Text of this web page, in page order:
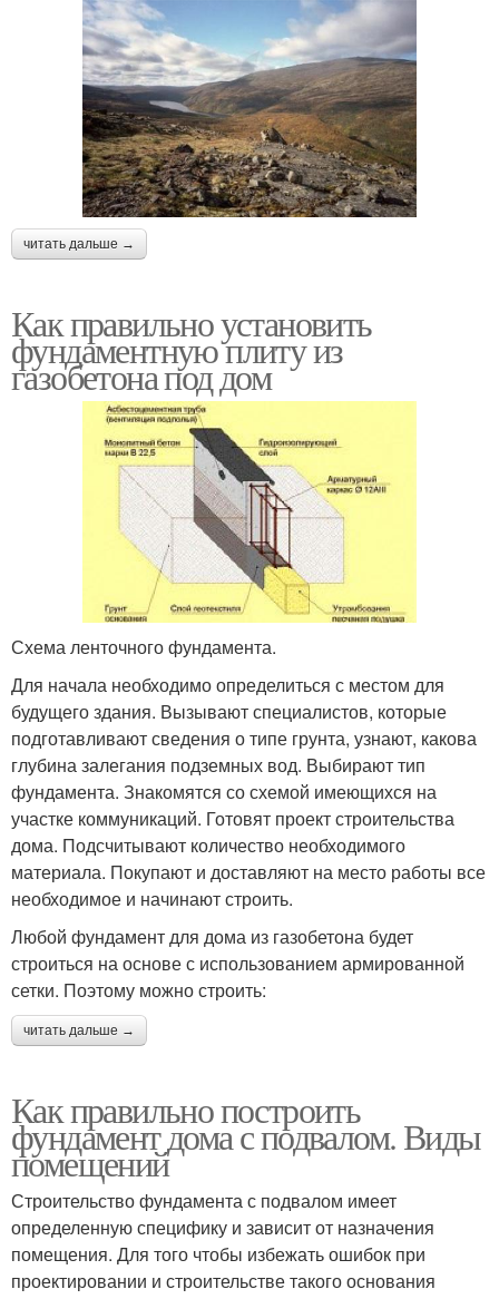
читать дальше →
Как правильно установить
фундаментную плиту из
газобетона под дом
Схема ленточного фундамента.
Для начала необходимо определиться с местом для
будущего здания. Вызывают специалистов, которые
подготавливают сведения о типе грунта, узнают, какова
глубина залегания подземных вод. Выбирают тип
фундамента. Знакомятся со схемой имеющихся на
участке коммуникаций. Готовят проект строительства
дома. Подсчитывают количество необходимого
материала. Покупают и доставляют на место работы все
необходимое и начинают строить.
Любой фундамент для дома из газобетона будет
строиться на основе с использованием армированной
сетки. Поэтому можно строить:
читать дальше →
Как правильно построить
фундамент дома с подвалом. Виды
помещений
Строительство фундамента с подвалом имеет
определенную специфику и зависит от назначения
помещения. Для того чтобы избежать ошибок при
проектировании и строительстве такого основания